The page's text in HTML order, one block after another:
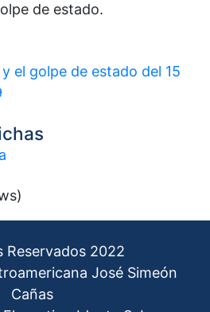
de estado.
el golpe de estado del 15
Reservados 2022
José Simeón
Cañas